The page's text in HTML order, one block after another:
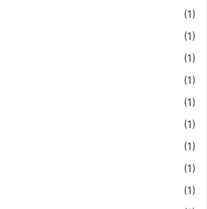
(1)
(1)
(1)
(1)
(1)
(1)
(1)
(1)
(1)